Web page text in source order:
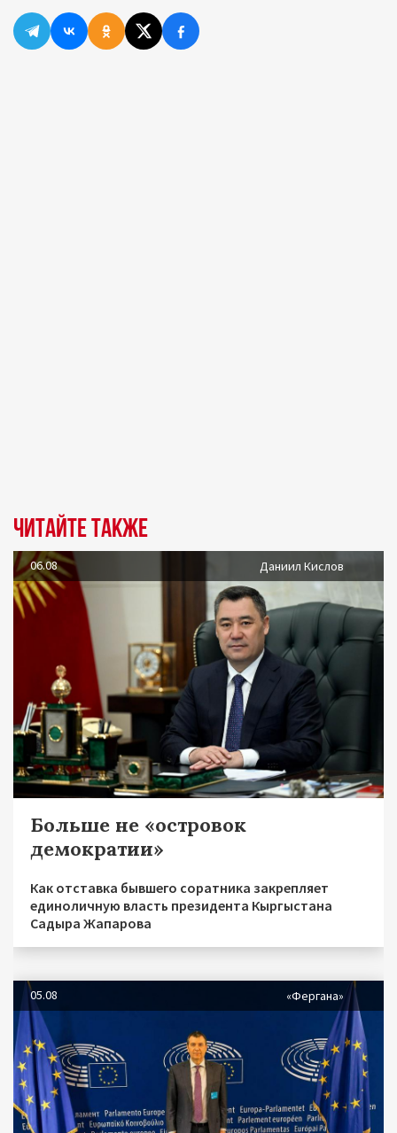
Читайте также
06.08 Даниил Кислов
Больше не «островок
демократии»
Как отставка бывшего соратника закрепляет
единоличную власть президента Кыргыстана
Садыра Жапарова
05.08 «Фергана»